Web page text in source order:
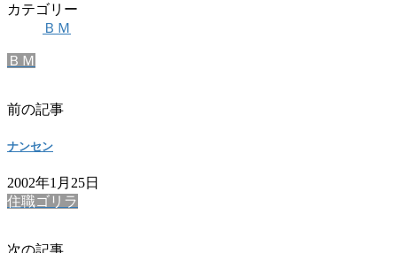
カテゴリー
ＢＭ
ＢＭ
前の記事
ナンセン
2002年1月25日
住職ゴリラ